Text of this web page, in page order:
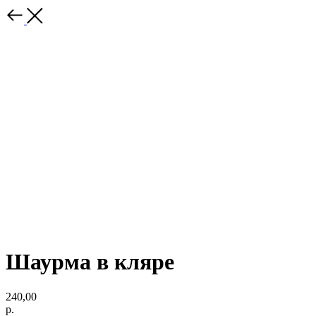
Шаурма в кляре
240,00
р.